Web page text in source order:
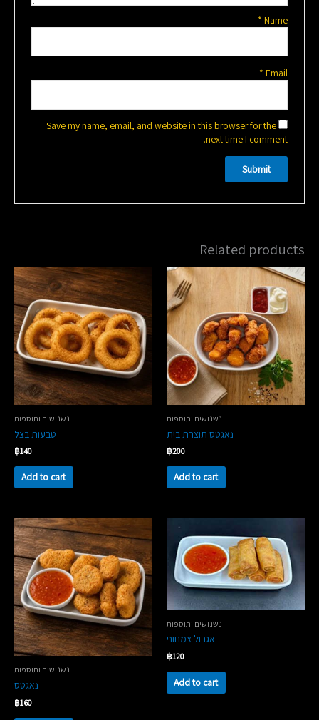
Name
*
Email
*
Save my name, email, and website in this browser for the
next time I comment.
Related products
נשנושים ותוספות
נאגטס תוצרת בית
฿200
Add to cart
נשנושים ותוספות
טבעות בצל
฿140
Add to cart
נשנושים ותוספות
אגרול צמחוני
฿120
Add to cart
נשנושים ותוספות
נאגטס
฿160